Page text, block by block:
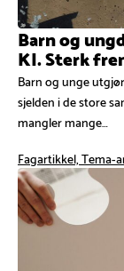
Barn og
KI. Sterk
Barn og unge
sjelden i de store
mangler mange…
Fagartikkel, Tema-